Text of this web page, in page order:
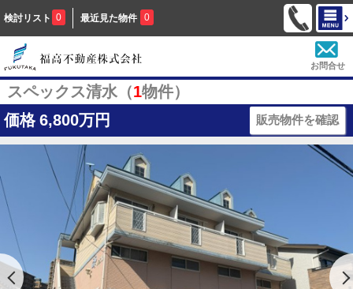
検討リスト 0 最近見た物件 0
お問合せ
スペックス清水（1物件）
価格 6,800万円 販売物件を確認